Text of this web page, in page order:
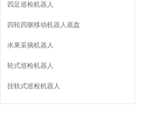
四足巡检机器人
四轮四驱移动机器人底盘
水果采摘机器人
轮式巡检机器人
挂轨式巡检机器人